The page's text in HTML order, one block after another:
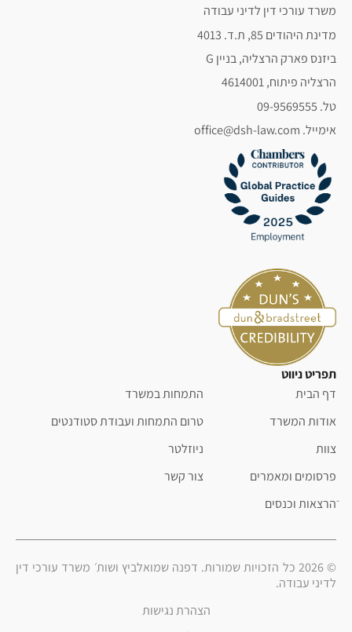
משרד עורכי דין לדיני עבודה
מדינת היהודים 85, ת.ד. 4013
ביזנס פארק הרצליה, בניין G
הרצליה פיתוח, 4614001
טל. 09-9569555
אימייל. office@dsh-law.com
תפריט ניווט
דף הבית
אודות המשרד
צוות
פרסומים ומאמרים
ֿהרצאות וכנסים
התמחות במשרד
טרום התמחות ועבודת סטודנטים
ניוזלטר
צור קשר
© 2026 כל הזכויות שמורות. דפנה שמואלביץ ושות׳ משרד עורכי דין
לדיני עבודה.
הצהרת נגישות